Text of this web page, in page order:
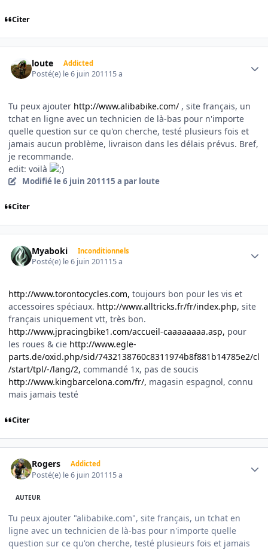
Citer
loute Addicted
Posté(e) le 6 juin 201115 a
Tu peux ajouter http://www.alibabike.com/ , site français, un
tchat en ligne avec un technicien de là-bas pour n'importe
quelle question sur ce qu'on cherche, testé plusieurs fois et
jamais aucun problème, livraison dans les délais prévus. Bref,
je recommande.
edit: voilà
Modifié le 6 juin 201115 a par loute
Citer
Myaboki Inconditionnels
Posté(e) le 6 juin 201115 a
http://www.torontocycles.com, toujours bon pour les vis et
accessoires spéciaux. http://www.alltricks.fr/fr/index.php, site
français uniquement vtt, très bon.
http://www.jpracingbike1.com/accueil-caaaaaaaa.asp, pour
les roues & cie http://www.egle-
parts.de/oxid.php/sid/7432138760c8311974b8f881b14785e2/cl
/start/tpl/-/lang/2, commandé 1x, pas de soucis
http://www.kingbarcelona.com/fr/, magasin espagnol, connu
mais jamais testé
Citer
Rogers Addicted
Posté(e) le 6 juin 201115 a
AUTEUR
Tu peux ajouter "alibabike.com", site français, un tchat en
ligne avec un technicien de là-bas pour n'importe quelle
question sur ce qu'on cherche, testé plusieurs fois et jamais